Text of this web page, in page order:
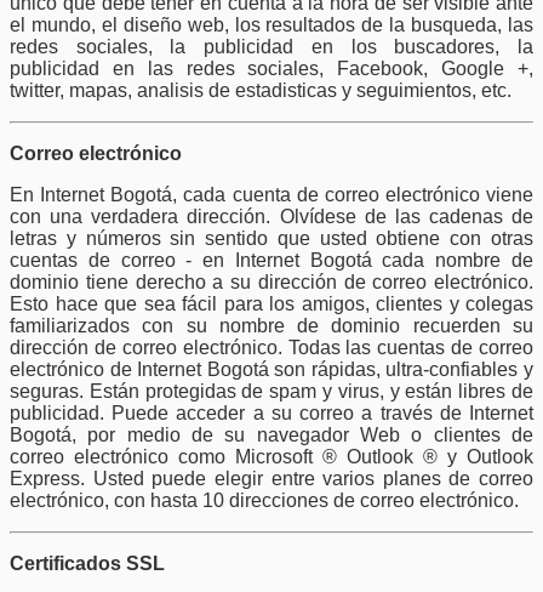
el mundo, el diseño web, los resultados de la busqueda, las
redes sociales, la publicidad en los buscadores, la
publicidad en las redes sociales, Facebook, Google +,
twitter, mapas, analisis de estadisticas y seguimientos, etc.
Correo electrónico
En Internet Bogotá, cada cuenta de correo electrónico viene
con una verdadera dirección. Olvídese de las cadenas de
letras y números sin sentido que usted obtiene con otras
cuentas de correo - en Internet Bogotá cada nombre de
dominio tiene derecho a su dirección de correo electrónico.
Esto hace que sea fácil para los amigos, clientes y colegas
familiarizados con su nombre de dominio recuerden su
dirección de correo electrónico. Todas las cuentas de correo
electrónico de Internet Bogotá son rápidas, ultra-confiables y
seguras. Están protegidas de spam y virus, y están libres de
publicidad. Puede acceder a su correo a través de Internet
Bogotá, por medio de su navegador Web o clientes de
correo electrónico como Microsoft ® Outlook ® y Outlook
Express. Usted puede elegir entre varios planes de correo
electrónico, con hasta 10 direcciones de correo electrónico.
Certificados SSL